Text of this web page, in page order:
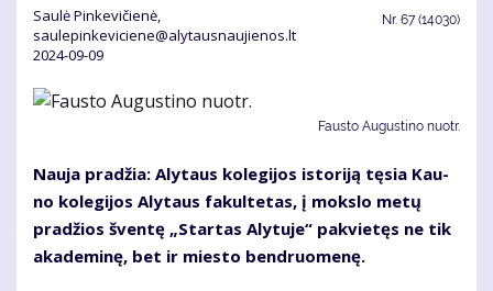
Saulė Pinkevičienė,
saulepinkeviciene@alytausnaujienos.lt
2024-09-09
Nr. 67 (14030)
Faus­to Au­gus­ti­no nuotr.
Nau­ja pra­džia: Aly­taus ko­le­gi­jos is­to­ri­ją tę­sia Kau­
no ko­le­gi­jos Aly­taus fa­kul­te­tas, į moks­lo me­tų
pra­džios šven­tę „Star­tas Aly­tu­je“ pa­kvie­tęs ne tik
aka­de­mi­nę, bet ir mies­to ben­druo­me­nę.